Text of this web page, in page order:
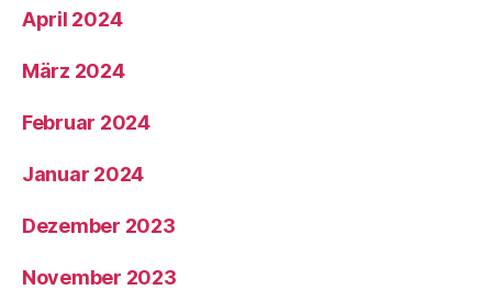
April 2024
März 2024
Februar 2024
Januar 2024
Dezember 2023
November 2023